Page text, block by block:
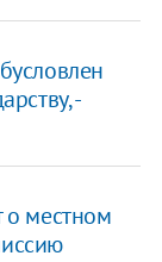
-
о местном